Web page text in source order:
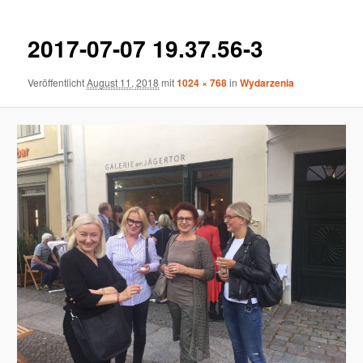
2017-07-07 19.37.56-3
VeröffentlichtAugust 11, 2018 mit1024 × 768inWydarzenia